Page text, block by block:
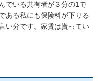
でいる共有者が３分の1で
ある私にも保険料が下りる
い分です。家賃は貰ってい